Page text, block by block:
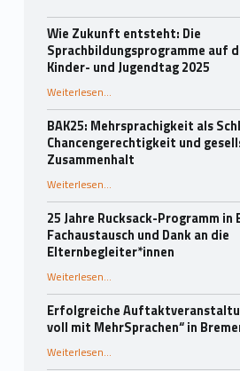
Wie Zukunft entsteht: Die
Sprachbildungsprogramme auf
Kinder- und Jugendtag 2025
Weiterlesen“Wie Zukunft entsteht: Die Sprachbildungsprogramme auf dem Deutschen Kinder- und Jugendtag 2025”
…
BAK25: Mehrsprachigkeit als
Chancengerechtigkeit und
Zusammenhalt
Weiterlesen“BAK25: Mehrsprachigkeit als Schlüssel für Chancengerechtigkeit und gesellschaftlichen Zusammenhalt”
…
25 Jahre Rucksack-Programm in
Fachaustausch und Dank an die
Elternbegleiter*innen
Weiterlesen“25 Jahre Rucksack-Programm in Essen: Fachaustausch und Dank an die Elternbegleiter*innen”
…
Erfolgreiche
voll mit MehrSprachen“ in
Weiterlesen“Erfolgreiche Auftaktveranstaltung „Ein Rucksack voll mit MehrSprachen“ in Bremen”
…